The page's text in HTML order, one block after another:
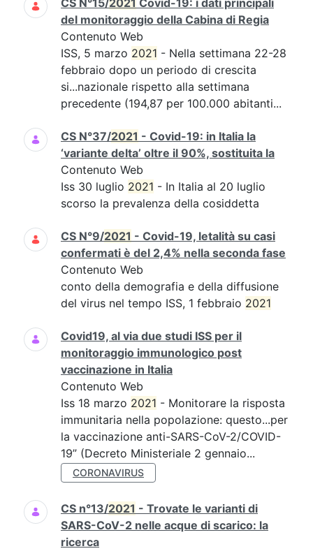
CS N°15/2021 Covid-19: i dati principali
del monitoraggio della Cabina di Regia
Contenuto Web
ISS, 5 marzo 2021 - Nella settimana 22-28
febbraio dopo un periodo di crescita
si...nazionale rispetto alla settimana
precedente (194,87 per 100.000 abitanti...
CS N°37/2021 - Covid-19: in Italia la
‘variante delta’ oltre il 90%, sostituita la
Contenuto Web
Iss 30 luglio 2021 - In Italia al 20 luglio
scorso la prevalenza della cosiddetta
CS N°9/2021 - Covid-19, letalità su casi
confermati è del 2,4% nella seconda fase
Contenuto Web
conto della demografia e della diffusione
del virus nel tempo ISS, 1 febbraio 2021
Covid19, al via due studi ISS per il
monitoraggio immunologico post
vaccinazione in Italia
Contenuto Web
Iss 18 marzo 2021 - Monitorare la risposta
immunitaria nella popolazione: questo...per
la vaccinazione anti-SARS-CoV-2/COVID-
19” (Decreto Ministeriale 2 gennaio...
CORONAVIRUS
CS n°13/2021 - Trovate le varianti di
SARS-CoV-2 nelle acque di scarico: la
ricerca